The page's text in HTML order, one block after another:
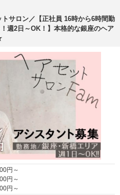
サロン／【正社員 16時から6時間勤
週2日～OK！】本格的な銀座のヘア
円～
円～
円～